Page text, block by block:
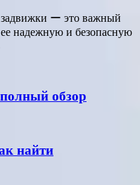
ー это важный
надежную и безопасную
обзор
найти